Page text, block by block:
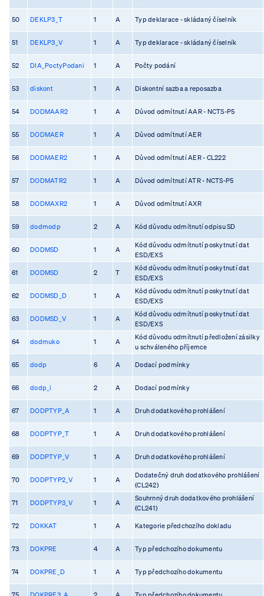
50 DEKLP3_T 1 A Typ deklarace - skládaný číselník
51 DEKLP3_V 1 A Typ deklarace - skládaný číselník
52 DIA_PoctyPodani 1 A Počty podání
53 diskont 1 A Diskontní sazba a reposazba
54 DODMAAR2 1 A Důvod odmítnutí AAR - NCTS-P5
55 DODMAER 1 A Důvod odmítnutí AER
56 DODMAER2 1 A Důvod odmítnutí AER - CL222
57 DODMATR2 1 A Důvod odmítnutí ATR - NCTS-P5
58 DODMAXR2 1 A Důvod odmítnutí AXR
59 dodmodp 2 A Kód důvodu odmítnutí odpisu SD
60 DODMSD 1 A
Kód důvodu odmítnutí poskytnutí dat
ESD/EXS
61 DODMSD 2 T
Kód důvodu odmítnutí poskytnutí dat
ESD/EXS
62 DODMSD_D 1 A
Kód důvodu odmítnutí poskytnutí dat
ESD/EXS
63 DODMSD_V 1 A
Kód důvodu odmítnutí poskytnutí dat
ESD/EXS
64 dodmuko 1 A
Kód důvodu odmítnutí předložení zásilky
u schváleného příjemce
65 dodp 6 A Dodací podmínky
66 dodp_i 2 A Dodací podmínky
67 DODPTYP_A 1 A Druh dodatkového prohlášení
68 DODPTYP_T 1 A Druh dodatkového prohlášení
69 DODPTYP_V 1 A Druh dodatkového prohlášení
70 DODPTYP2_V 1 A
Dodatečný druh dodatkového prohlášení
(CL242)
71 DODPTYP3_V 1 A
Souhrnný druh dodatkového prohlášení
(CL241)
72 DOKKAT 1 A Kategorie předchozího dokladu
73 DOKPRE 4 A Typ předchozího dokumentu
74 DOKPRE_D 1 A Typ předchozího dokumentu